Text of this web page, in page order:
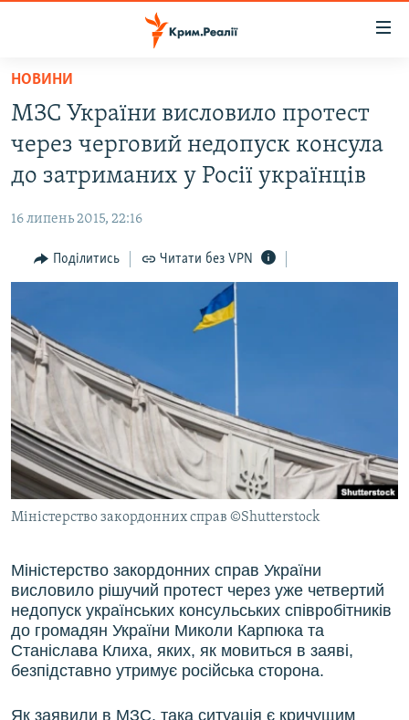
Перейти
основного
матеріалу
Перейти
до
основної
Перейти
до
ВОДА.КРИМ
ВІДЕО ТА ФОТО
БЛОГИ
ПОГЛЯД
ВСЕ ЗА ДЕНЬ
СПЕЦПРОЕКТИ
ДЕПОРТАЦІЯ
ВІДЕОУРОКИ «ELIFBE»
СВІДЧЕННЯ ОКУПАЦІЇ
УКРАЇНСЬКА ПРОБЛЕМА КРИМУ
ІНФОГРАФІКА
ЯК ОБІЙТИ БЛОКУВАННЯ
Русский
Qırımtatar
ДОЛУЧАЙСЯ!
Усі сайти RFE/RL
НОВИНИ
МЗС України висловило протест
через черговий недопуск консула
до затриманих у Росії українців
16 липень 2015, 22:16
Поділитись Читати без VPN
Міністерство закордонних справ ©Shutterstock
Міністерство закордонних справ України
висловило рішучий протест через уже четвертий
недопуск українських консульських співробітників
до громадян України Миколи Карпюка та
Станіслава Клиха, яких, як мовиться в заяві,
безпідставно утримує російська сторона.
Як заявили в МЗС, така ситуація є кричущим